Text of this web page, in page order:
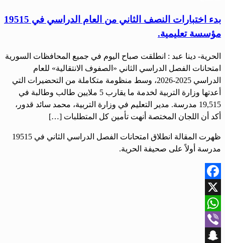
بدء اختبارات النصف الثاني من العام الدراسي في 19515
مؤسسة تعليمية.
الحرية- دينا عبد : انطلقت صباح اليوم في جميع المحافظات السورية
امتحانات الفصل الدراسي الثاني «الصفوف الانتقالية» للعام
الدراسي 2025-2026، وسط منظومة متكاملة من التحضيرات التي
أعدتها وزارة التربية لخدمة ما يقارب 5 ملايين طالب وطالبة في
19,515 مدرسة. مدير التعليم في وزارة التربية، محمد سائد قدور،
أكد أن اللجان المختصة أنهت تأمين كل المتطلبات […]
ظهرت المقالة انطلاق امتحانات الفصل الدراسي الثاني في 19515
مدرسة أولاً على صحيفة الحرية.
Facebook
X
WhatsApp
Viber